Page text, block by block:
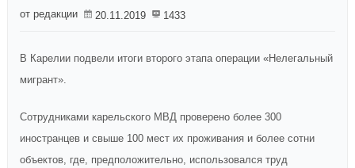
от редакции 20.11.2019 1433
В Карелии подвели итоги второго этапа операции «Нелегальный
мигрант».
Сотрудниками карельского МВД проверено более 300
иностранцев и свыше 100 мест их проживания и более сотни
объектов, где, предположительно, использовался труд